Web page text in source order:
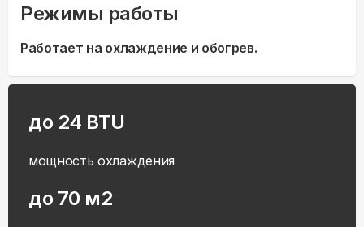
Режимы работы
Работает на охлаждение и обогрев.
до 24 BTU
мощность охлаждения
до 70 м2